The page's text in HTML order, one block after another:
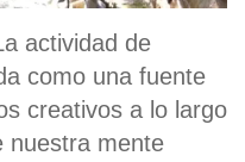
actividad de
como una fuente
creativos a lo largo
nuestra mente